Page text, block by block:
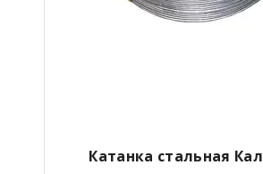
Катанка стальная